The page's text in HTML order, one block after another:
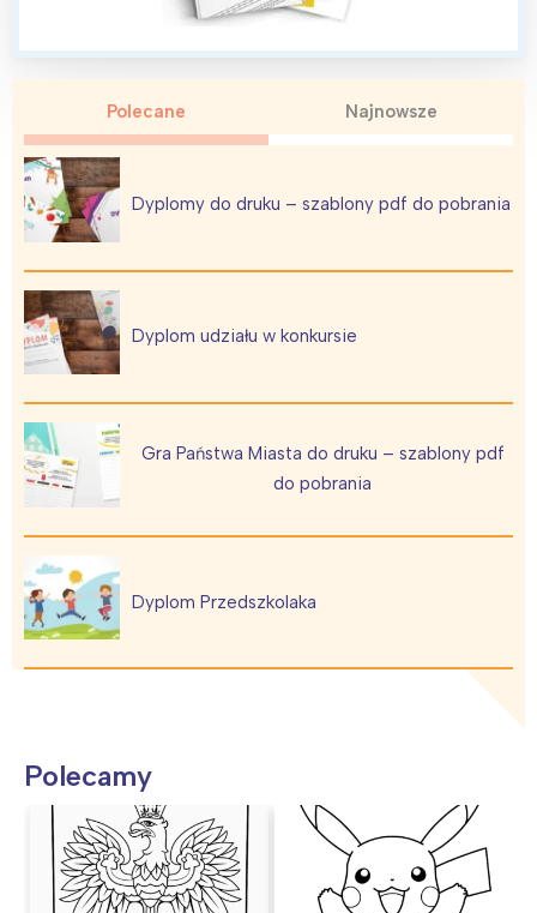
Polecane Najnowsze
Dyplomy do druku – szablony pdf do pobrania
Dyplom udziału w konkursie
Gra Państwa Miasta do druku – szablony pdf
do pobrania
Dyplom Przedszkolaka
Polecamy
Interesują mnie wydarzenia z
Warszawa
Łódź
Trójmiasto
Poznań
Kraków
Wybieram